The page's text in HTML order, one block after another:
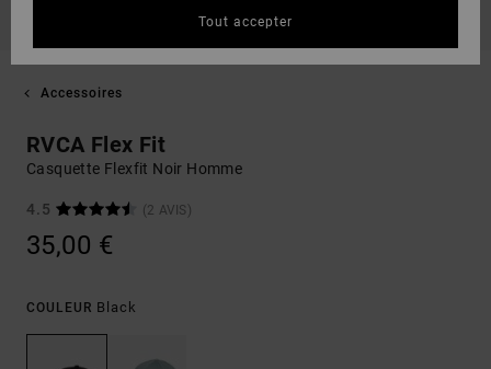
Accessoires
RVCA Flex Fit
Casquette Flexfit Noir Homme
4.5 (2 AVIS)
35,00 €
COULEUR Black
Tout accepter